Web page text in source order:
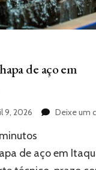
de aço em
9, 2026 Deixe um
minutos
de aço em